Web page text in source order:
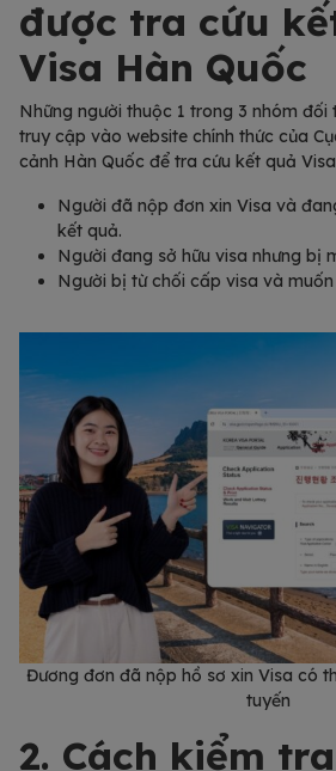
được tra cứu
Visa Hàn Quốc
Những người thuộc 1 trong 3 nhóm
truy cập vào website chính thức của
cảnh Hàn Quốc để tra cứu kết quả
Người đã nộp đơn xin Visa và
kết quả.
Người đang sở hữu visa nhưng bị
Người bị từ chối cấp visa và
Đương đơn đã nộp hồ sơ xin Visa có
tuyến
2. Cách kiểm